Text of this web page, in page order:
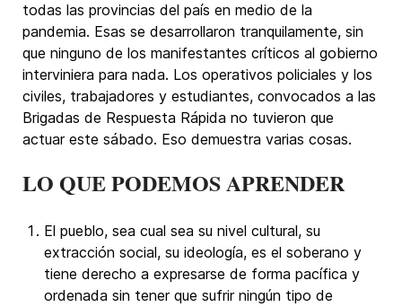
todas las provincias del país en medio de la
pandemia. Esas se desarrollaron tranquilamente, sin
que ninguno de los manifestantes críticos al gobierno
interviniera para nada. Los operativos policiales y los
civiles, trabajadores y estudiantes, convocados a las
Brigadas de Respuesta Rápida no tuvieron que
actuar este sábado. Eso demuestra varias cosas.
LO QUE PODEMOS APRENDER
El pueblo, sea cual sea su nivel cultural, su
extracción social, su ideología, es el soberano y
tiene derecho a expresarse de forma pacífica y
ordenada sin tener que sufrir ningún tipo de